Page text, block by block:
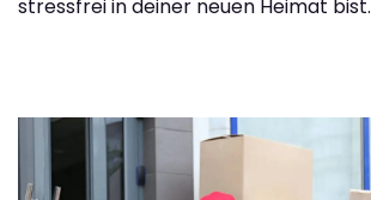
stressfrei in deiner neuen Heimat bist.